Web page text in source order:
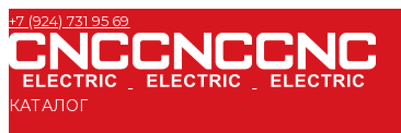
+7 (924) 731 95 69
КАТАЛОГ